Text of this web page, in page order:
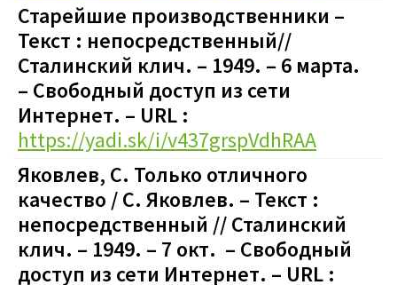
Старейшие производственники –
Текст : непосредственный//
Сталинский клич. – 1949. – 6 марта.
– Свободный доступ из сети
Интернет. – URL :
https://yadi.sk/i/v437grspVdhRAA
Яковлев, С. Только отличного
качество / С. Яковлев. – Текст :
непосредственный // Сталинский
клич. – 1949. – 7 окт. – Свободный
доступ из сети Интернет. – URL :